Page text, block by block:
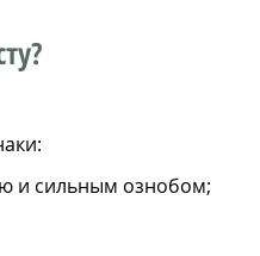
и сильным ознобом;